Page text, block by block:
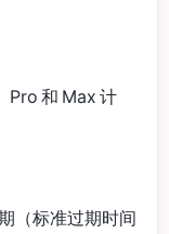
Pro 和 Max 计
（标准过期时间